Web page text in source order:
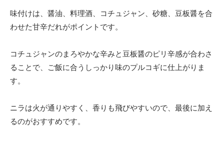
味付けは、醤油、料理酒、コチュジャン、砂糖、豆板醤を合
わせた甘辛だれがポイントです。
コチュジャンのまろやかな辛みと豆板醤のピリ辛感が合わさ
ることで、ご飯に合うしっかり味のプルコギに仕上がりま
す。
ニラは火が通りやすく、香りも飛びやすいので、最後に加え
るのがおすすめです。